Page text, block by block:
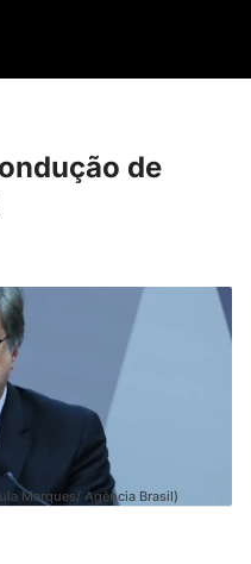
de
Marques/ Agência Brasil)